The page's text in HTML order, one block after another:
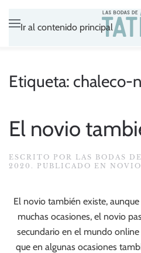
Ir al contenido principal
Etiqueta: chaleco-
El novio
ESCRITO POR LAS BODAS
2020 . PUBLICADO EN
El novio también existe,
muchas ocasiones, el novio
secundario en el mundo
que en algunas ocasiones